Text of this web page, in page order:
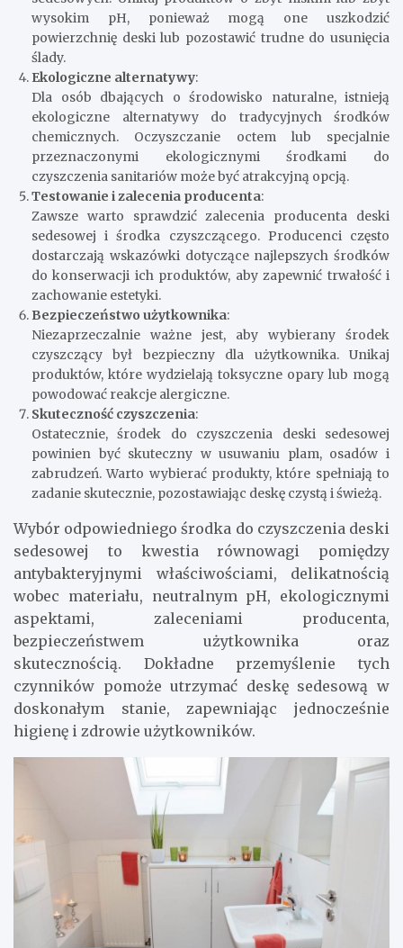
wysokim pH, ponieważ mogą one uszkodzić
powierzchnię deski lub pozostawić trudne do usunięcia
ślady.
Ekologiczne alternatywy:
Dla osób dbających o środowisko naturalne, istnieją
ekologiczne alternatywy do tradycyjnych środków
chemicznych. Oczyszczanie octem lub specjalnie
przeznaczonymi ekologicznymi środkami do
czyszczenia sanitariów może być atrakcyjną opcją.
Testowanie i zalecenia producenta:
Zawsze warto sprawdzić zalecenia producenta deski
sedesowej i środka czyszczącego. Producenci często
dostarczają wskazówki dotyczące najlepszych środków
do konserwacji ich produktów, aby zapewnić trwałość i
zachowanie estetyki.
Bezpieczeństwo użytkownika:
Niezaprzeczalnie ważne jest, aby wybierany środek
czyszczący był bezpieczny dla użytkownika. Unikaj
produktów, które wydzielają toksyczne opary lub mogą
powodować reakcje alergiczne.
Skuteczność czyszczenia:
Ostatecznie, środek do czyszczenia deski sedesowej
powinien być skuteczny w usuwaniu plam, osadów i
zabrudzeń. Warto wybierać produkty, które spełniają to
zadanie skutecznie, pozostawiając deskę czystą i świeżą.
Wybór odpowiedniego środka do czyszczenia deski
sedesowej to kwestia równowagi pomiędzy
antybakteryjnymi właściwościami, delikatnością
wobec materiału, neutralnym pH, ekologicznymi
aspektami, zaleceniami producenta,
bezpieczeństwem użytkownika oraz
skutecznością. Dokładne przemyślenie tych
czynników pomoże utrzymać deskę sedesową w
doskonałym stanie, zapewniając jednocześnie
higienę i zdrowie użytkowników.